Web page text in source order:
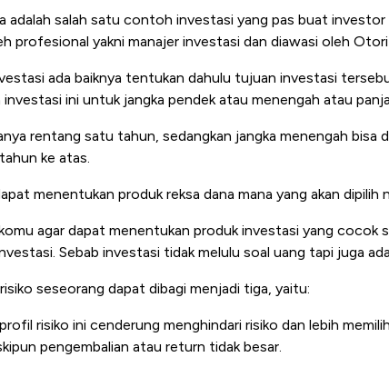
adalah salah satu contoh investasi yang pas buat investor
profesional yakni manajer investasi dan diawasi oleh
ada baiknya tentukan dahulu tujuan investasi
ini untuk jangka pendek atau menengah atau
rentang satu tahun, sedangkan jangka menengah bisa
ke atas.
menentukan produk reksa dana mana yang akan dipilih
agar dapat menentukan produk investasi yang cocok
Sebab investasi tidak melulu soal uang tapi juga
seseorang dapat dibagi menjadi tiga, yaitu:
risiko ini cenderung menghindari risiko dan lebih
pengembalian atau return tidak besar.